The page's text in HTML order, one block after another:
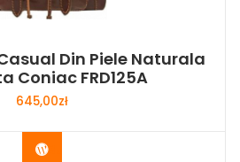
Din Piele Naturala
Coniac FRD125A
645,00zł
Buy Now